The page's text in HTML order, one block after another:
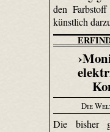
den
künstlich
Die
Die bisher